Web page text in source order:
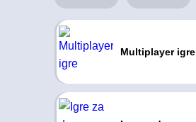
Multiplayer igre